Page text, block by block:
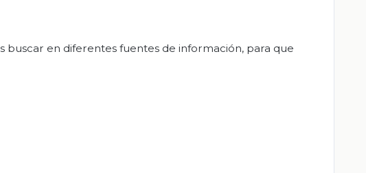
en diferentes fuentes de información, para que